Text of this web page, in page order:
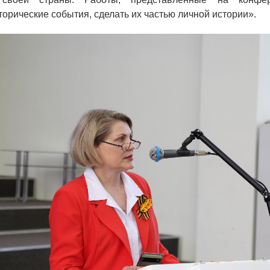
события, сделать их частью личной истории».